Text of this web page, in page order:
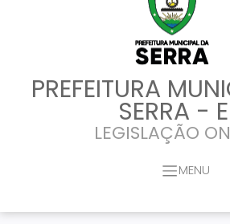
PREFEITURA
SERRA -
LEGISLAÇÃO
MENU